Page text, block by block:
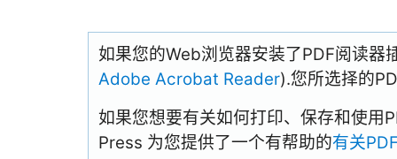
如果您的Web浏览器安装了PDF阅读器
Adobe Acrobat Reader).您所选择的
如果您想要有关如何打印、保存和使用
Press 为您提供了一个有帮助的有关